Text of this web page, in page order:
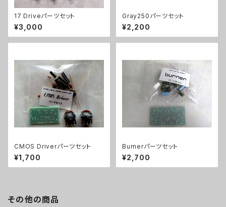
17 Driveパーツセット
¥3,000
Gray250パーツセット
¥2,200
CMOS Driverパーツセット
¥1,700
Burnerパーツセット
¥2,700
その他の商品